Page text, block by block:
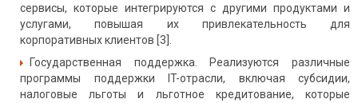
сервисы, которые интегрируются с другими продуктами и
услугами, повышая их привлекательность для
корпоративных клиентов [3].
Государственная поддержка. Реализуются различные
программы поддержки IT-отрасли, включая субсидии,
налоговые льготы и льготное кредитование, которые